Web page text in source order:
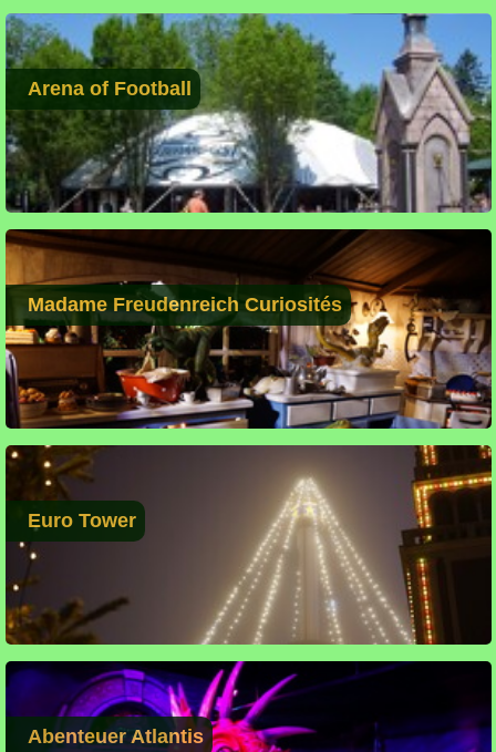
Arena of Football
Madame Freudenreich Curiosités
Euro Tower
Abenteuer Atlantis